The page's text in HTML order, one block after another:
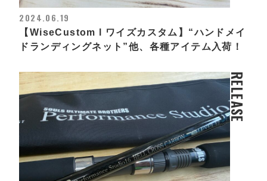
2024.06.19
【WiseCustom l ワイズカスタム】“ハンドメイ
ドランディングネット”他、各種アイテム入荷！
RELEASE